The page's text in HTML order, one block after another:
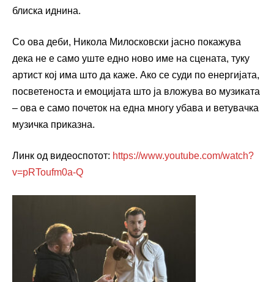
блиска иднина.
Со ова деби, Никола Милосковски јасно покажува
дека не е само уште едно ново име на сцената, туку
артист кој има што да каже. Ако се суди по енергијата,
посветеноста и емоцијата што ја вложува во музиката
– ова е само почеток на една многу убава и ветувачка
музичка приказна.
Линк од видеоспотот: https://www.youtube.com/watch?
v=pRToufm0a-Q